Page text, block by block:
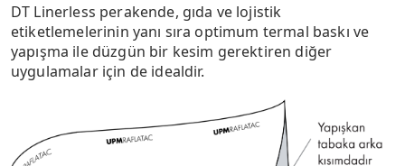
DT Linerless perakende, gıda ve lojistik
etiketlemelerinin yanı sıra optimum termal baskı ve
yapışma ile düzgün bir kesim gerektiren diğer
uygulamalar için de idealdir.